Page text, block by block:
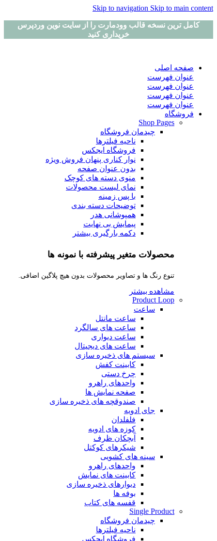
Skip to navigation Skip to main content
کامل ترین نسخه قالب وودمارت را از سایت نوین وردپرس
خریداری کنید
صفحه اصلی
عنوان فهرست
عنوان فهرست
عنوان فهرست
عنوان فهرست
فروشگاه
Shop Pages
چیدمان فروشگاه
ناحیه فیلترها
فروشگاه ایجکس
نوار کناری پنهان فروش ویژه
بدون عنوان صفحه
منوی دسته های کوچک
نمای لیست محصولات
با پس زمینه
توضیحات دسته بندی
همپوشانی هدر
پیمایش بی نهایت
دکمه بارگیری بیشتر
محصولات متغیر پیشرفته با نمونه ها
تنوع رنگ ها و تصاویر محصولات بدون هیچ پلاگین اضافی.
مشاهده بیشتر
Product Loop
ساعت
ساعت مانتل
ساعت های سالگرد
ساعت دیواری
ساعت های دیجیتال
سیستم های ذخیره سازی
کابینت کفش
چرخ دستی
واحدهای راهرو
صفحه نمایش ها
صندوقچه های ذخیره سازی
جای ادویه
فلفلدان
کوزه های ادویه
آبچکان ظرف
شیکرهای کوکتل
سینه های کشویی
واحدهای راهرو
کابینت های نمایش
دیوارهای ذخیره سازی
بوفه ها
قفسه های کتاب
Single Product
چیدمان فروشگاه
ناحیه فیلترها
فروشگاه ایجکس